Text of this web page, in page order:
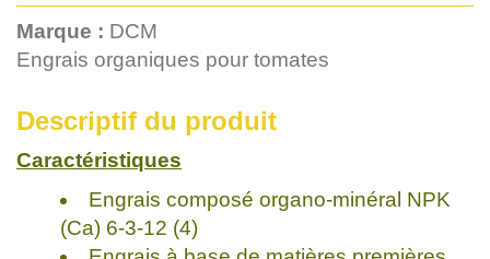
Marque : DCM
Engrais organiques pour tomates
Descriptif du produit
Caractéristiques
Engrais composé organo-minéral NPK
(Ca) 6-3-12 (4)